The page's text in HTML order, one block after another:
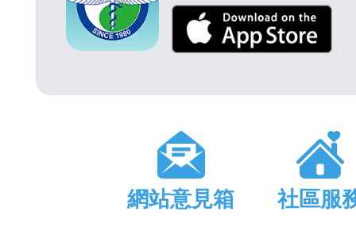
網站意見箱 社區服